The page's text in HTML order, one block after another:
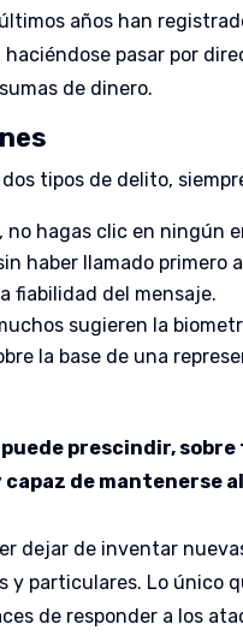
años han
pasar por
de dinero.
tipos de delito,
, no hagas clic en ningún
haber llamado primero
fiabilidad del mensaje.
sugieren la
la base de una
prescindir,
de mantenerse
dejar de inventar
y particulares. Lo único
de responder a los